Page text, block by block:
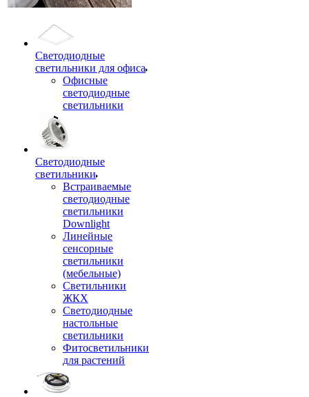
Светодиодные
светильники для офиса
Офисные
светодиодные
светильники
Светодиодные
светильники
Встраиваемые
светодиодные
светильники
Downlight
Линейные
сенсорные
светильники
(мебельные)
Светильники
ЖКХ
Светодиодные
настольные
светильники
Фитосветильники
для растений